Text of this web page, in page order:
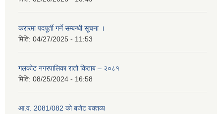
करारमा पदपूर्ती गर्ने सम्बन्धी सूचना ।
मिति: 04/27/2025 - 11:53
गलकोट नगरपालिका रातो किताब – २०८१
मिति: 08/25/2024 - 16:58
आ.व. 2081/082 को बजेट बक्तव्य